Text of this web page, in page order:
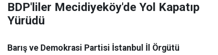
BDP'liler Mecidiyeköy'de Yol Kapatıp
Yürüdü
Barış ve Demokrasi Partisi İstanbul İl Örgütü